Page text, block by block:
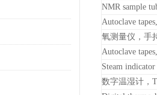
NMR sample
Autoclave
氧测量仪，手
Autoclave
Steam
数字温湿计，